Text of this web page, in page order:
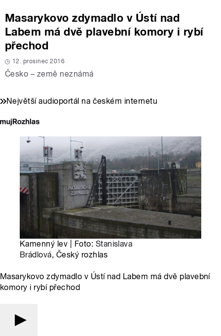
Masarykovo zdymadlo v Ústí nad
Labem má dvě plavební komory i rybí
přechod
12. prosinec 2016
Česko – země neznámá
Největší audioportál na českém internetu
Kamenný lev | Foto: Stanislava
Brádlová, Český rozhlas
Masarykovo zdymadlo v Ústí nad Labem má dvě plavební
komory i rybí přechod